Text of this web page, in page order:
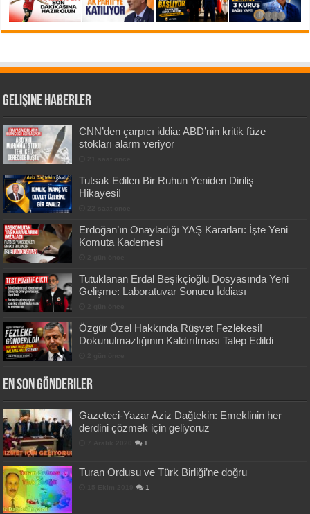
Gelişine Haberler
CNN’den çarpıcı iddia: ABD’nin kritik füze
stokları alarm veriyor
Tutsak Edilen Bir Ruhun Yeniden Diriliş
Hikayesi!
Erdoğan’ın Onayladığı YAŞ Kararları: İşte Yeni
Komuta Kademesi
Tutuklanan Erdal Beşikçioğlu Dosyasında Yeni
Gelişme: Laboratuvar Sonucu İddiası
Özgür Özel Hakkında Rüşvet Fezlekesi!
Dokunulmazlığının Kaldırılması Talep Edildi
En Son Gönderiler
Gazeteci-Yazar Aziz Dağtekin: Emeklinin her
derdini çözmek için geliyoruz
1
Turan Ordusu ve Türk Birliği’ne doğru
1